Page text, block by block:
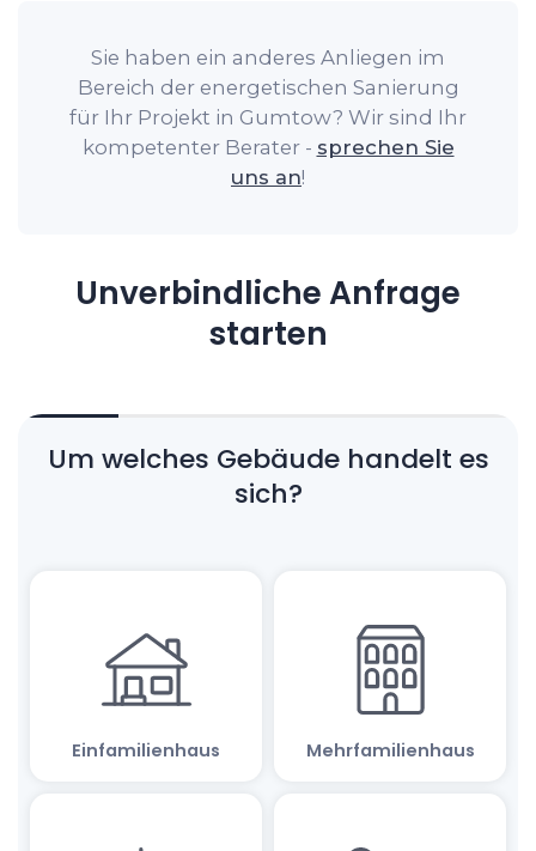
Sie haben ein anderes Anliegen im
Bereich der energetischen Sanierung
für Ihr Projekt in Gumtow? Wir sind Ihr
kompetenter Berater - sprechen Sie
uns an!
Unverbindliche Anfrage
starten